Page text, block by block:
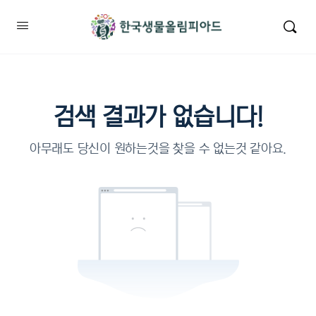
검색 결과가 없습니다!
아무래도 당신이 원하는것을 찾을 수 없는것 같아요.